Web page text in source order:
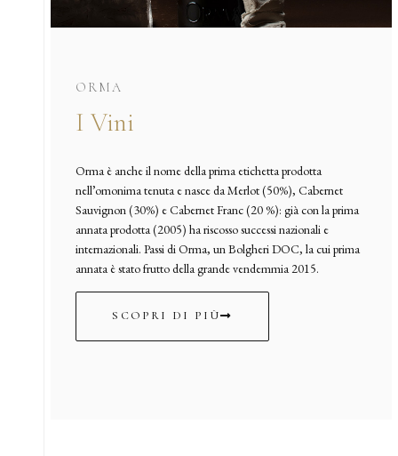
ORMA
I Vini
Orma è anche il nome della prima etichetta prodotta
nell’omonima tenuta e nasce da Merlot (50%), Cabernet
Sauvignon (30%) e Cabernet Franc (20 %): già con la prima
annata prodotta (2005) ha riscosso successi nazionali e
internazionali. Passi di Orma, un Bolgheri DOC, la cui prima
annata è stato frutto della grande vendemmia 2015.
SCOPRI DI PIÙ